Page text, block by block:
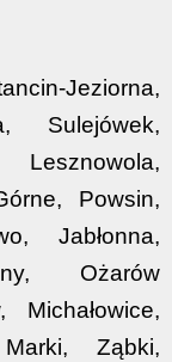
Jeziorna,
Sulejówek,
Powsin,
Jabłonna,
Ożarów
Michałowice,
Ząbki,